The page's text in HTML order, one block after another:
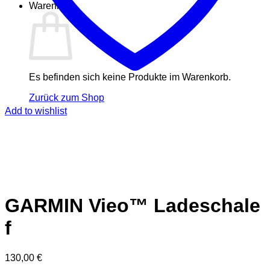
Warenkorb
Es befinden sich keine Produkte im Warenkorb.
Zurück zum Shop
Add to wishlist
GARMIN Vieo™ Ladeschale
f
130,00 €